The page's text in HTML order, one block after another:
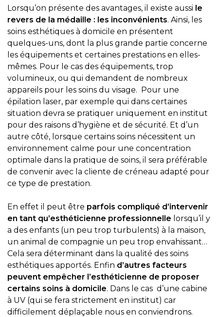
Lorsqu’on présente des avantages, il existe aussi le
revers de la médaille : les inconvénients. Ainsi, les
soins esthétiques à domicile en présentent
quelques-uns, dont la plus grande partie concerne
les équipements et certaines prestations en elles-
mêmes. Pour le cas des équipements, trop
volumineux, ou qui demandent de nombreux
appareils pour les soins du visage. Pour une
épilation laser, par exemple qui dans certaines
situation devra se pratiquer uniquement en institut
pour des raisons d’hygiène et de sécurité. Et d’un
autre côté, lorsque certains soins nécessitent un
environnement calme pour une concentration
optimale dans la pratique de soins, il sera préférable
de convenir avec la cliente de créneau adapté pour
ce type de prestation.
En effet il peut être parfois compliqué d’intervenir
en tant qu’esthéticienne professionnelle lorsqu’il y
a des enfants (un peu trop turbulents) à la maison,
un animal de compagnie un peu trop envahissant…
Cela sera déterminant dans la qualité des soins
esthétiques apportés. Enfin d’autres facteurs
peuvent empêcher l’esthéticienne de proposer
certains soins à domicile. Dans le cas d’une cabine
à UV (qui se fera strictement en institut) car
difficilement déplaçable nous en conviendrons.